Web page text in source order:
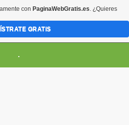
.
con PaginaWebGratis.es. ¿Quieres
GRATIS